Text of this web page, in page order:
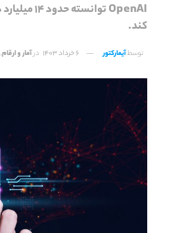
کند.
توسطآیمارکتور 6 خرداد 1403 درآمار و ارقام,